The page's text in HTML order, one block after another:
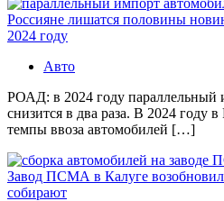
Россияне лишатся половины
2024 году
Авто
РОАД: в 2024 году параллельный
снизится в два раза. В 2024 году в
темпы ввоза автомобилей […]
Завод ПСМА в Калуге возобновил
собирают